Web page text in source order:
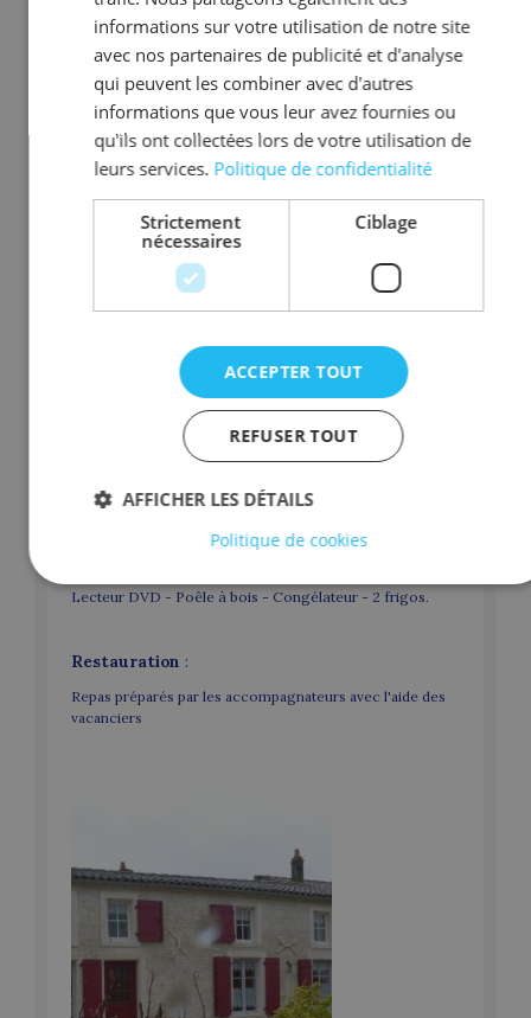
SDE 1 RDC 1 douche
SDE 2 RDC 1 douche
SDE 3 RDC 1 douche
WC 1 RDC 1 WC
1 WC
3 lits simples
1 2 lits simples
accompagnateurs
2 lits simples, 1
canapé
1 douche
WC 4 1
Barbecue, Lave-linge, Lave-vaisselle,
Lecteur DVD - Poêle à bois - Congélateur - 2 frigos.
Restauration :
Repas préparés par les accompagnateurs avec l'aide des
vacanciers
informations sur votre utilisation de notre site
avec nos partenaires de publicité et d'analyse
qui peuvent les combiner avec d'autres
informations que vous leur avez fournies ou
qu'ils ont collectées lors de votre utilisation de
leurs services. Politique de confidentialité
Strictement
nécessaires
Ciblage
ACCEPTER TOUT
REFUSER TOUT
AFFICHER LES DÉTAILS
Politique de cookies